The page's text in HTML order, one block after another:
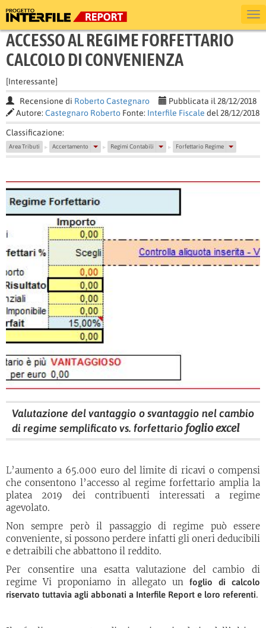
ACCESSO AL REGIME FORFETTARIO
CALCOLO DI CONVENIENZA
[Interessante]
Recensione di Roberto Castegnaro
Pubblicata il 28/12/2018
Autore: Castegnaro Roberto Fonte: Interfile Fiscale del 28/12/2018
Classificazione:
Area Tributi ▶ Accertamento ▶ Regimi Contabili ▶ Forfettario Regime
Valutazione del vantaggio o svantaggio nel cambio
di regime semplificato vs. forfettario foglio excel
L’aumento a 65.000 euro del limite di ricavi o compensi
che consentono l’accesso al regime forfettario amplia la
platea 2019 dei contribuenti interessati a regime
agevolato.
Non sempre però il passaggio di regime può essere
conveniente, si possono perdere infatti gli oneri deducibili
e detraibili che abbattono il reddito.
Per consentire una esatta valutazione del cambio di
regime Vi proponiamo in allegato un foglio di calcolo
riservato tuttavia agli abbonati a Interfile Report e loro referenti.